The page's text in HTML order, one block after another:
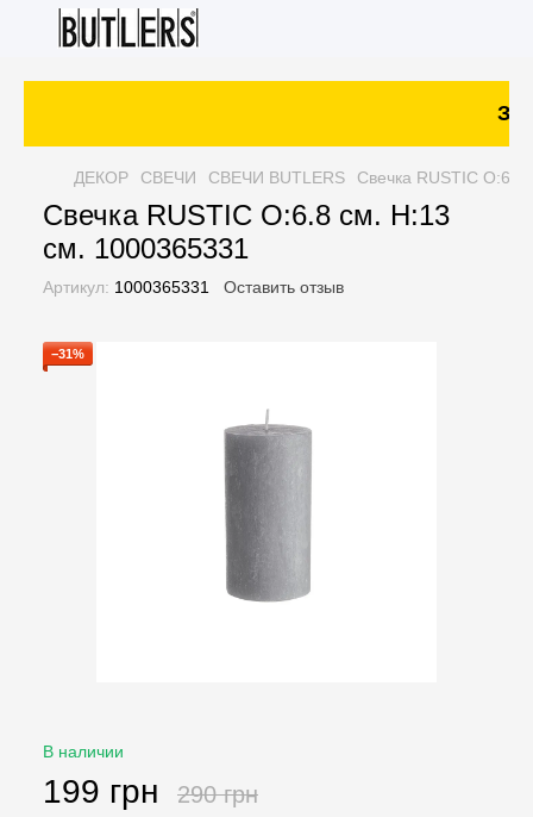
ДЕКОР СВЕЧИ СВЕЧИ BUTLERS Свечка RUSTIC
Свечка RUSTIC O:6.8 см. H:13
см. 1000365331
Артикул: 1000365331 Оставить отзыв
−31%
В наличии
199 грн 290 грн